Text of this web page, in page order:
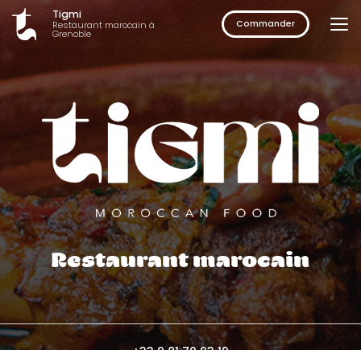
contenu
Tigmi
Restaurant marocain à
Grenoble
Commander
Restaurant marocain